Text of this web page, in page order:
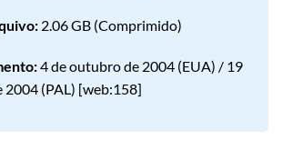
2.06 GB (Comprimido)
4 de outubro de 2004 (EUA) / 19
2004 (PAL) [web:158]